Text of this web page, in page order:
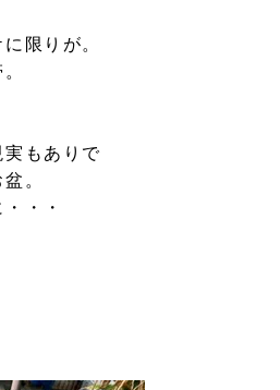
限りが。
実もありで
。
・・